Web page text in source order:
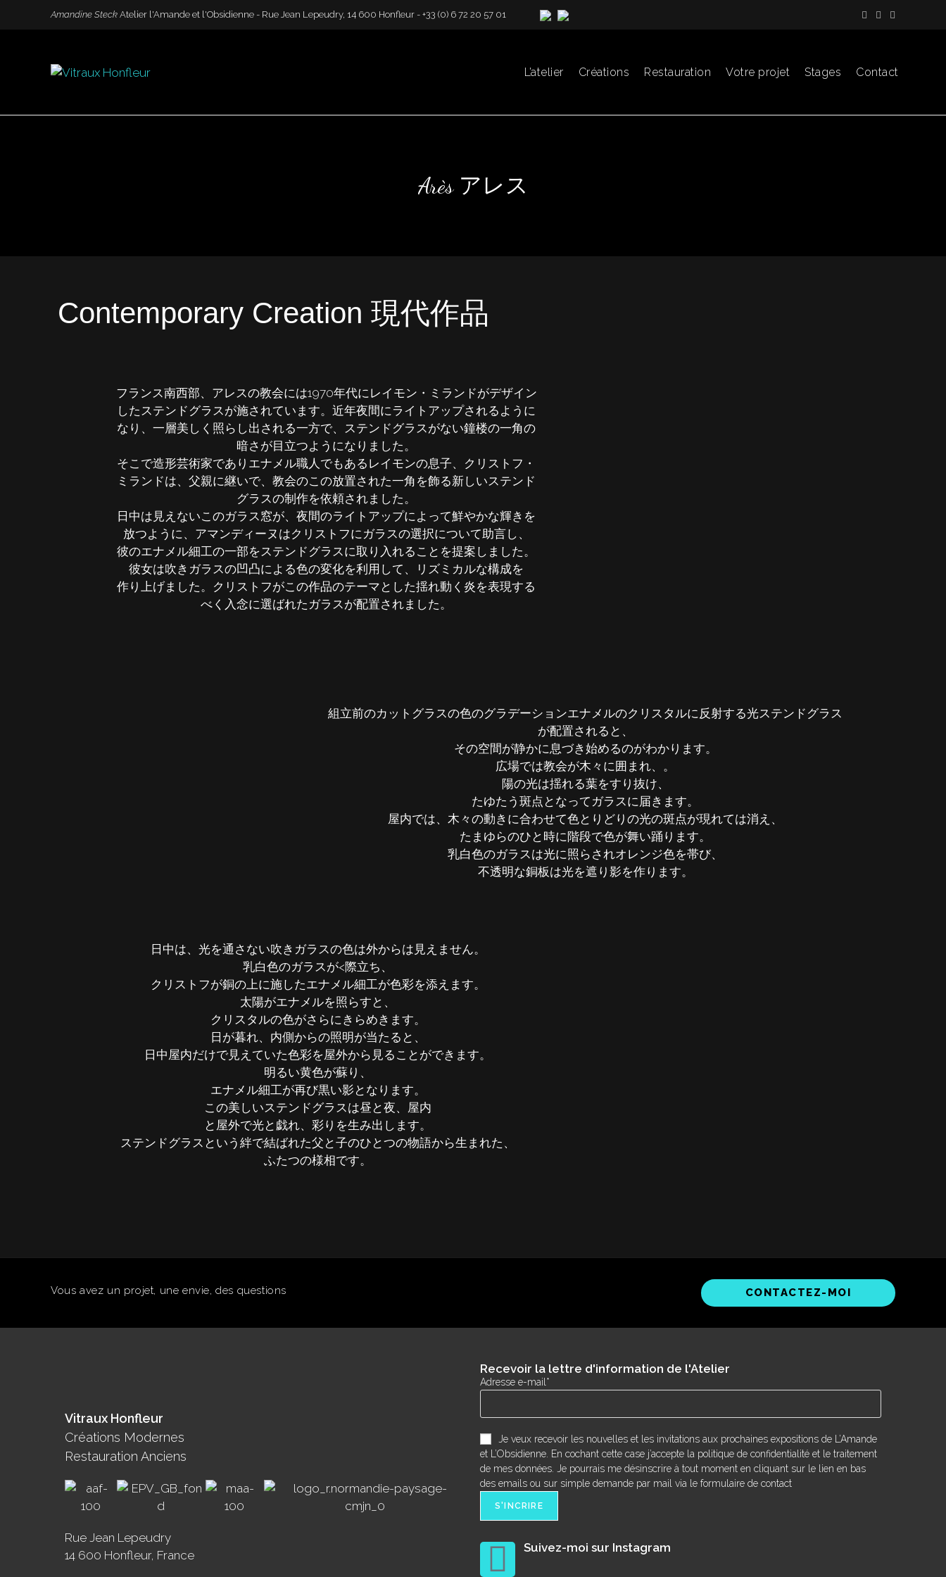
Amandine Steck Atelier l'Amande et l'Obsidienne - Rue Jean Lepeudry, 14 600 Honfleur - +33 (0) 6 72 20 57 01
L’atelier Créations Restauration Votre projet Stages Contact
Arès アレス
Contemporary Creation 現代作品
フランス南西部、アレスの教会には1970年代にレイモン・ミランドがデザイン
したステンドグラスが施されています。近年夜間にライトアップされるように
なり、一層美しく照らし出される一方で、ステンドグラスがない鐘楼の一角の
暗さが目立つようになりました。
そこで造形芸術家でありエナメル職人でもあるレイモンの息子、クリストフ・
ミランドは、父親に継いで、教会のこの放置された一角を飾る新しいステンド
グラスの制作を依頼されました。
日中は見えないこのガラス窓が、夜間のライトアップによって鮮やかな輝きを
放つように、アマンディーヌはクリストフにガラスの選択について助言し、
彼のエナメル細工の一部をステンドグラスに取り入れることを提案しました。
彼女は吹きガラスの凹凸による色の変化を利用して、リズミカルな構成を
作り上げました。クリストフがこの作品のテーマとした揺れ動く炎を表現する
べく入念に選ばれたガラスが配置されました。
組立前のカットグラスの色のグラデーションエナメルのクリスタルに反射する光ステンドグラス
が配置されると、
その空間が静かに息づき始めるのがわかります。
広場では教会が木々に囲まれ、。
陽の光は揺れる葉をすり抜け、
たゆたう斑点となってガラスに届きます。
屋内では、木々の動きに合わせて色とりどりの光の斑点が現れては消え、
たまゆらのひと時に階段で色が舞い踊ります。
乳白色のガラスは光に照らされオレンジ色を帯び、
不透明な銅板は光を遮り影を作ります。
日中は、光を通さない吹きガラスの色は外からは見えません。
乳白色のガラスが<際立ち、
クリストフが銅の上に施したエナメル細工が色彩を添えます。
太陽がエナメルを照らすと、
クリスタルの色がさらにきらめきます。
日が暮れ、内側からの照明が当たると、
日中屋内だけで見えていた色彩を屋外から見ることができます。
明るい黄色が蘇り、
エナメル細工が再び黒い影となります。
この美しいステンドグラスは昼と夜、屋内
と屋外で光と戯れ、彩りを生み出します。
ステンドグラスという絆で結ばれた父と子のひとつの物語から生まれた、
ふたつの様相です。
Vous avez un projet, une envie, des questions CONTACTEZ-MOI
Vitraux Honfleur
Créations Modernes
Restauration Anciens
Rue Jean Lepeudry
14 600 Honfleur, France
Recevoir la lettre d'information de l'Atelier
Adresse e-mail*
Je veux recevoir les nouvelles et les invitations aux prochaines expositions de L’Amande
et L’Obsidienne. En cochant cette case j’accepte la politique de confidentialité et le traitement
de mes données. Je pourrais me désinscrire à tout moment en cliquant sur le lien en bas
des emails ou sur simple demande par mail via le formulaire de contact
Suivez-moi sur Instagram